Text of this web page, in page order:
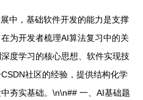
中，基础软件开发的能力是支撑
为开发者梳理AI算法复习中的关
度学习的核心思想、软件实现技
社区的经验，提供结构化学
夯实基础。\n\n## 一、AI基础题